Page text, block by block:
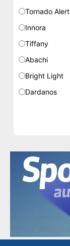
Tornado Alert
Innora
Tiffany
Abachi
Bright Light
Dardanos